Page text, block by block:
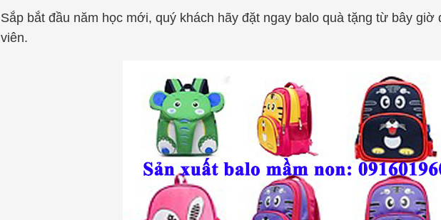
Sắp bắt đầu năm học mới, quý khách hãy đặt ngay balo quà tặng từ bây giờ
viên.